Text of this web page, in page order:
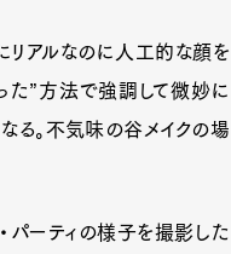
リアルなのに人工的な顔を
た”方法で強調して微妙に
る。不気味の谷メイクの場
パーティの様子を撮影した